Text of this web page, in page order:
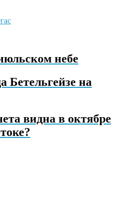
небе
Бетельгейзе на
видна в октябре